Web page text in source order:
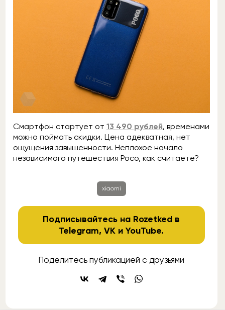
Смартфон стартует от 13 490 рублей, временами
можно поймать скидки. Цена адекватная, нет
ощущения завышенности. Неплохое начало
независимого путешествия Poco, как считаете?
xiaomi
Подписывайтесь на Rozetked в
Telegram,VK иYouTube.
Поделитесь публикацией с друзьями